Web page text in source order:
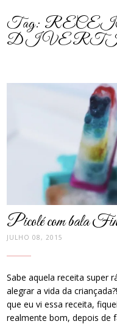
Tag:
Picolé com bala
JULHO 08, 2015
Sabe aquela receita super
alegrar a vida da
que eu vi essa receita,
realmente bom, depois de